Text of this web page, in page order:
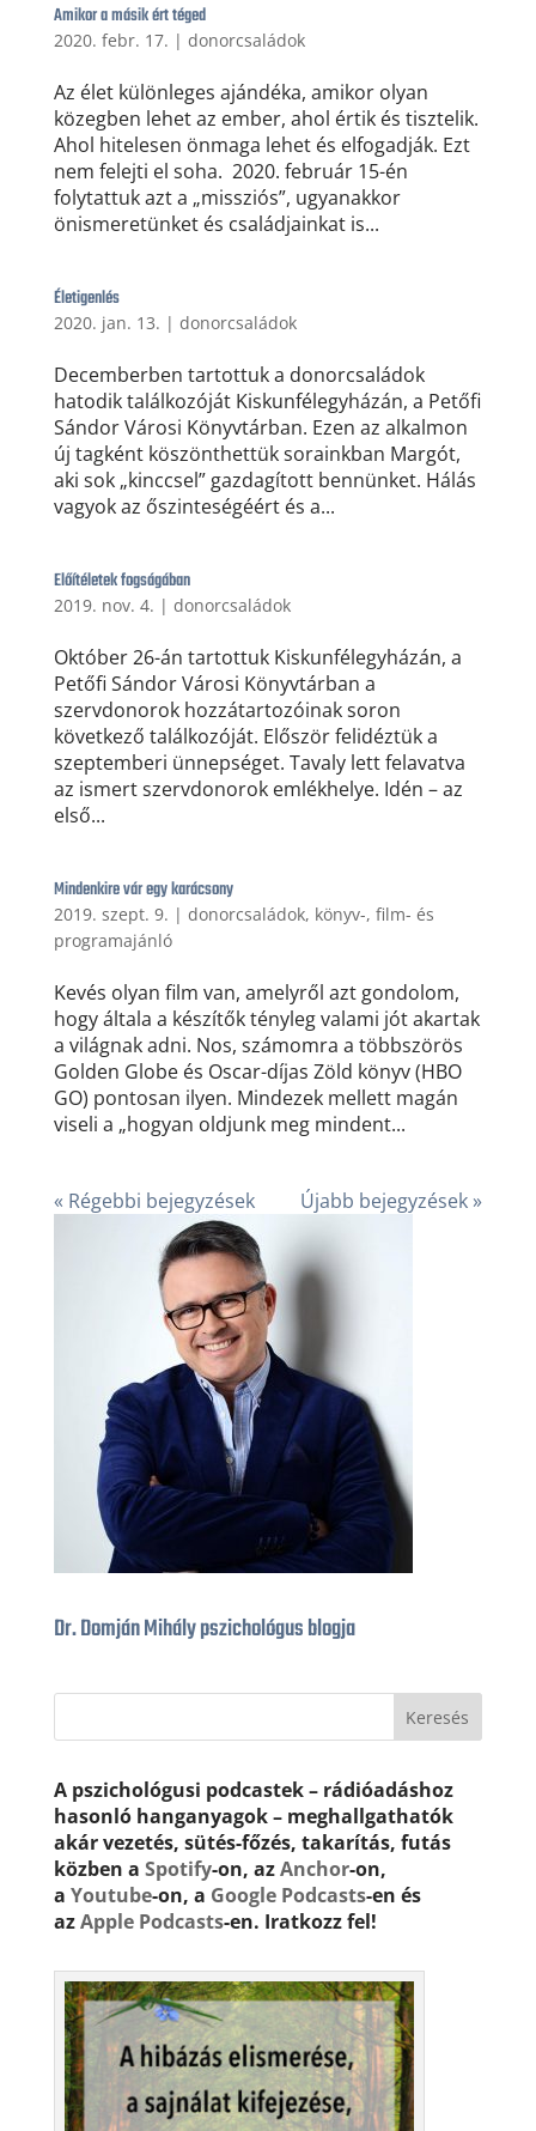
Amikor a másik ért téged
2020. febr. 17. | donorcsaládok
Az élet különleges ajándéka, amikor olyan
közegben lehet az ember, ahol értik és tisztelik.
Ahol hitelesen önmaga lehet és elfogadják. Ezt
nem felejti el soha. 2020. február 15-én
folytattuk azt a „missziós”, ugyanakkor
önismeretünket és családjainkat is...
Életigenlés
2020. jan. 13. | donorcsaládok
Decemberben tartottuk a donorcsaládok
hatodik találkozóját Kiskunfélegyházán, a Petőfi
Sándor Városi Könyvtárban. Ezen az alkalmon
új tagként köszönthettük sorainkban Margót,
aki sok „kinccsel” gazdagított bennünket. Hálás
vagyok az őszinteségéért és a...
Előítéletek fogságában
2019. nov. 4. | donorcsaládok
Október 26-án tartottuk Kiskunfélegyházán, a
Petőfi Sándor Városi Könyvtárban a
szervdonorok hozzátartozóinak soron
következő találkozóját. Először felidéztük a
szeptemberi ünnepséget. Tavaly lett felavatva
az ismert szervdonorok emlékhelye. Idén – az
első...
Mindenkire vár egy karácsony
2019. szept. 9. | donorcsaládok, könyv-, film- és
programajánló
Kevés olyan film van, amelyről azt gondolom,
hogy általa a készítők tényleg valami jót akartak
a világnak adni. Nos, számomra a többszörös
Golden Globe és Oscar-díjas Zöld könyv (HBO
GO) pontosan ilyen. Mindezek mellett magán
viseli a „hogyan oldjunk meg mindent...
« Régebbi bejegyzések Újabb bejegyzések »
Dr. Domján Mihály pszichológus blogja
A pszichológusi podcastek – rádióadáshoz
hasonló hanganyagok – meghallgathatók
akár vezetés, sütés-főzés, takarítás, futás
közben a Spotify-on, azAnchor-on,
a Youtube-on, a Google Podcasts-en és
azApple Podcasts-en. Iratkozz fel!